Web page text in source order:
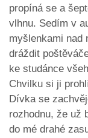
propíná se a
vlhnu. Sedím v
myšlenkami nad
dráždit
ke studánce
Chvilku si ji
Dívka se
rozhodnu, že už
do mé drahé